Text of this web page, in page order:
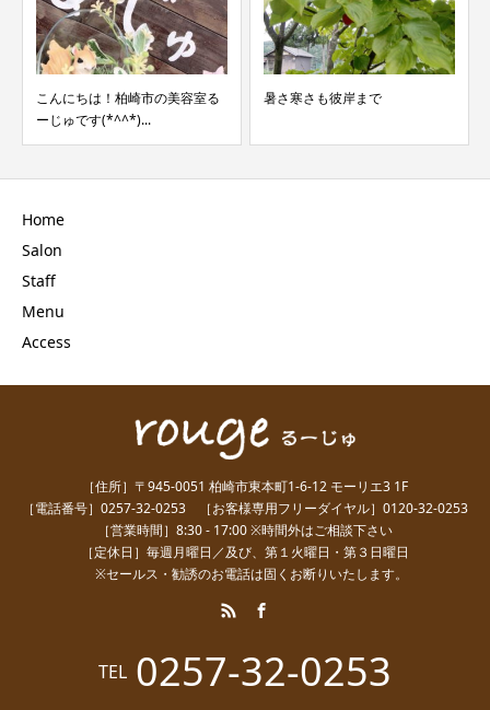
にちは！柏崎市の美容室る
ゅです(*^^*)...
暑さ寒さも彼岸まで
Home
Salon
Staff
Menu
Access
［住所］〒945-0051 柏崎市東本町1-6-12 モーリエ3 1F
［電話番号］0257-32-0253 ［お客様専用フリーダイヤル］0120-32-0253
［営業時間］8:30 - 17:00 ※時間外はご相談下さい
［定休日］毎週月曜日／及び、第１火曜日・第３日曜日
※セールス・勧誘のお電話は固くお断りいたします。
TEL 0257-32-0253